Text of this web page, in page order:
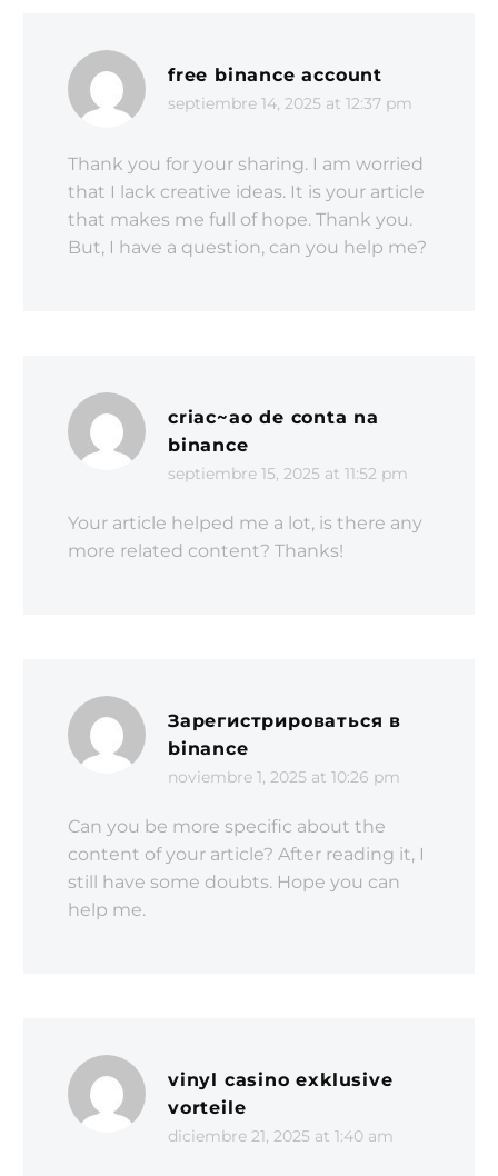
blandit vel, luctus pulvinar,
hendrerit id, lorem. Maecenas
nec odio et ante tincidunt
libero venenatis faucibus.
Nullam quis ante. Etiam sit
amet orci eget eros faucibus
tincidunt. Duis leo. Duis sed
tincidunt auctor a ornare odio.
free binance account
septiembre 14, 2025 at 12:37 pm
Thank you for your sharing. I am worried
that I lack creative ideas. It is your article
that makes me full of hope. Thank you.
But, I have a question, can you help me?
criac~ao de conta na
binance
septiembre 15, 2025 at 11:52 pm
Your article helped me a lot, is there any
more related content? Thanks!
Зарегистрироваться в
binance
noviembre 1, 2025 at 10:26 pm
Can you be more specific about the
content of your article? After reading it, I
still have some doubts. Hope you can
help me.
vinyl casino exklusive
vorteile
diciembre 21, 2025 at 1:40 am